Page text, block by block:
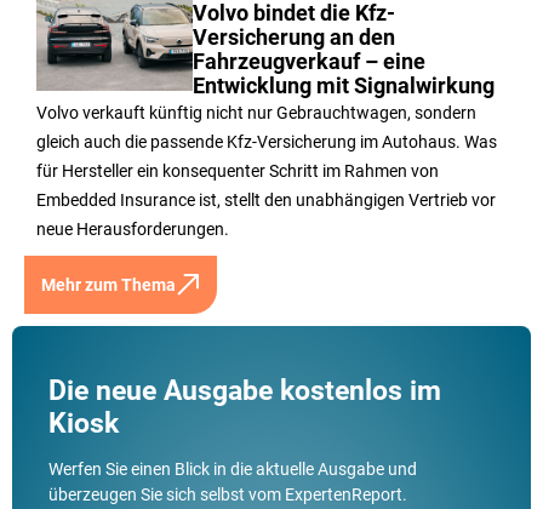
Volvo bindet die Kfz-
Versicherung an den
Fahrzeugverkauf – eine
Entwicklung mit Signalwirkung
Volvo verkauft künftig nicht nur Gebrauchtwagen, sondern
gleich auch die passende Kfz-Versicherung im Autohaus. Was
für Hersteller ein konsequenter Schritt im Rahmen von
Embedded Insurance ist, stellt den unabhängigen Vertrieb vor
neue Herausforderungen.
Mehr zum Thema
Die neue Ausgabe kostenlos im
Kiosk
Werfen Sie einen Blick in die aktuelle Ausgabe und
überzeugen Sie sich selbst vom ExpertenReport.